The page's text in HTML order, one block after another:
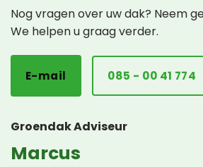
Nog vragen over uw dak? Neem
We helpen u graag verder.
E-mail 085 - 00 41 774
Groendak Adviseur
Marcus